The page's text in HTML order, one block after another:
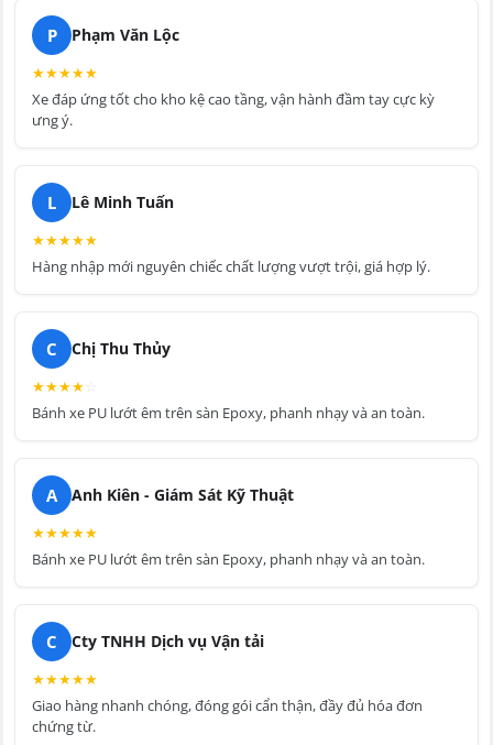
P
Phạm Văn Lộc
★★★★★
Xe đáp ứng tốt cho kho kệ cao tầng, vận hành đầm tay cực kỳ
ưng ý.
L
Lê Minh Tuấn
★★★★★
Hàng nhập mới nguyên chiếc chất lượng vượt trội, giá hợp lý.
C
Chị Thu Thủy
★★★★
Bánh xe PU lướt êm trên sàn Epoxy, phanh nhạy và an toàn.
A
Anh Kiên - Giám Sát Kỹ Thuật
★★★★★
Bánh xe PU lướt êm trên sàn Epoxy, phanh nhạy và an toàn.
C
Cty TNHH Dịch vụ Vận tải
★★★★★
Giao hàng nhanh chóng, đóng gói cẩn thận, đầy đủ hóa đơn
chứng từ.